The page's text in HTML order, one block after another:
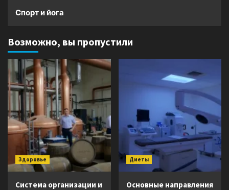
Спорт и йога
Возможно, вы пропустили
Здоровье
Система организации и
Диеты
Основные направления